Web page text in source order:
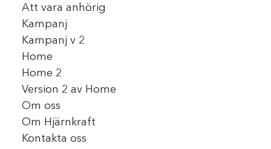
Att vara anhörig
Kampanj
Kampanj v 2
Home
Home 2
Version 2 av Home
Om oss
Om Hjärnkraft
Kontakta oss